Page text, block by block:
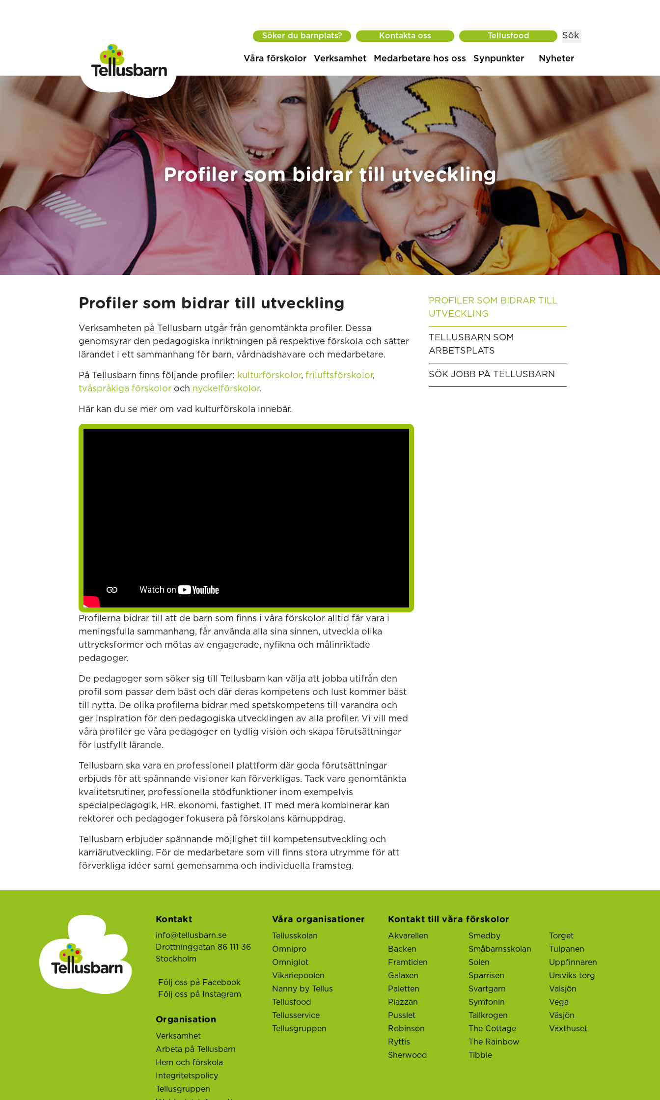
Söker du barnplats? Kontakta oss Tellusfood Sök
Våra förskolor Verksamhet Medarbetare hos oss Synpunkter Nyheter
Profiler som bidrar till utveckling
Profiler som bidrar till utveckling
Verksamheten på Tellusbarn utgår från genomtänkta profiler. Dessa
genomsyrar den pedagogiska inriktningen på respektive förskola och sätter
lärandet i ett sammanhang för barn, vårdnadshavare och medarbetare.
På Tellusbarn finns följande profiler: kulturförskolor, friluftsförskolor,
tvåspråkiga förskolor och nyckelförskolor.
Här kan du se mer om vad kulturförskola innebär.
Profilerna bidrar till att de barn som finns i våra förskolor alltid får vara i
meningsfulla sammanhang, får använda alla sina sinnen, utveckla olika
uttrycksformer och mötas av engagerade, nyfikna och målinriktade
pedagoger.
De pedagoger som söker sig till Tellusbarn kan välja att jobba utifrån den
profil som passar dem bäst och där deras kompetens och lust kommer bäst
till nytta. De olika profilerna bidrar med spetskompetens till varandra och
ger inspiration för den pedagogiska utvecklingen av alla profiler. Vi vill med
våra profiler ge våra pedagoger en tydlig vision och skapa förutsättningar
för lustfyllt lärande.
Tellusbarn ska vara en professionell plattform där goda förutsättningar
erbjuds för att spännande visioner kan förverkligas. Tack vare genomtänkta
kvalitetsrutiner, professionella stödfunktioner inom exempelvis
specialpedagogik, HR, ekonomi, fastighet, IT med mera kombinerar kan
rektorer och pedagoger fokusera på förskolans kärnuppdrag.
Tellusbarn erbjuder spännande möjlighet till kompetensutveckling och
karriärutveckling. För de medarbetare som vill finns stora utrymme för att
förverkliga idéer samt gemensamma och individuella framsteg.
PROFILER SOM BIDRAR TILL
UTVECKLING
TELLUSBARN SOM
ARBETSPLATS
SÖK JOBB PÅ TELLUSBARN
Kontakt
info@tellusbarn.se
Drottninggatan 86 111 36
Stockholm
Följ oss på Facebook
Följ oss på Instagram
Organisation
Verksamhet
Arbeta på Tellusbarn
Hem och förskola
Integritetspolicy
Tellusgruppen
Våra organisationer
Tellusskolan
Omnipro
Omniglot
Vikariepoolen
Nanny by Tellus
Tellusfood
Tellusservice
Tellusgruppen
Kontakt till våra förskolor
Akvarellen
Backen
Framtiden
Galaxen
Paletten
Piazzan
Pusslet
Robinson
Ryttis
Sherwood
Smedby
Småbarnsskolan
Solen
Sparrisen
Svartgarn
Symfonin
Tallkrogen
The Cottage
The Rainbow
Tibble
Torget
Tulpanen
Uppfinnaren
Ursviks torg
Valsjön
Vega
Väsjön
Växthuset